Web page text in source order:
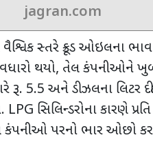
jagran.com
વૈશ્વિક સ્તરે ક્રૂડ ઓઇલના ભાવ
થયો, તેલ કંપનીઓને
રૂ. 5.5 અને ડીઝલના લિટર
LPG સિલિન્ડરોના કારણે
પરનો ભાર ઓછો